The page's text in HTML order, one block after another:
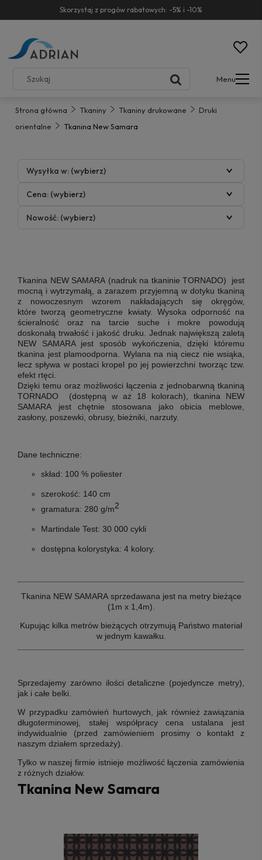
Skorzystaj z progów rabatowych: -5% i -10%
Menu
Strona główna Tkaniny Tkaniny drukowane
Druki
orientalne
Tkanina New Samara
Wysyłka w: (wybierz)
Cena: (wybierz)
Nowość: (wybierz)
Tkanina NEW SAMARA (nadruk na tkaninie TORNADO) jest
mocną i wytrzymałą, a zarazem przyjemną w dotyku tkaniną
z nowoczesnym wzorem nakładających się okręgów,
które tworzą geometryczne kwiaty. Wysoka odporność na
ścieralność oraz na tarcie suche i mokre powodują
doskonałą trwałość i jakość druku. Jednak największą zaletą
NEW SAMARA jest sposób wykończenia, dzięki któremu
tkanina jest plamoodporna. Wylana na nią ciecz nie wsiąka,
lecz spływa w postaci kropel po jej powierzchni tworząc tzw.
efekt rtęci.
Dzięki temu oraz możliwości łączenia z jednobarwną tkaniną
TORNADO (dostępną w aż 18 kolorach), tkanina NEW
SAMARA jest chętnie stosowana jako obicia meblowe,
zasłony, poszewki, obrusy, bieżniki, narzuty.
Dane techniczne:
skład: 100 % poliester
szerokość: 140 cm
gramatura: 280 g/m2
Martindale Test: 30 000 cykli
dostępna kolorystyka: 4 kolory.
Tkanina NEW SAMARA sprzedawana jest na metry bieżące
(1m x 1,4m).
Kupując kilka metrów bieżących otrzymują Państwo materiał
w jednym kawałku.
Sprzedajemy zarówno ilości detaliczne (pojedyncze metry),
jak i całe belki.
W przypadku zamówień hurtowych, jak również zawiązania
długoterminowej, stałej współpracy cena ustalana jest
indywidualnie (przed zamówieniem prosimy o kontakt z
naszym działem sprzedaży).
Tylko w naszej firmie istnieje możliwość łączenia zamówienia
z różnych działów.
Tkanina New Samara